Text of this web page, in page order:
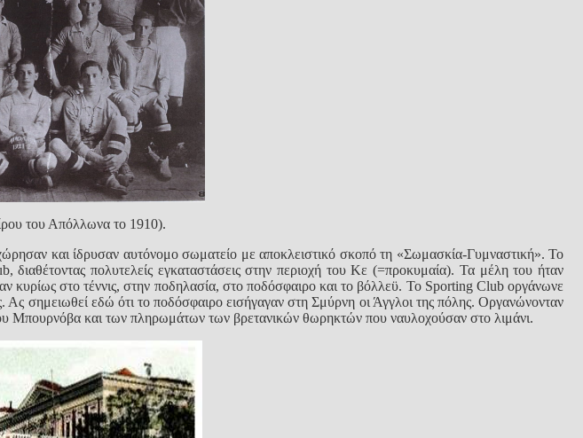
του Απόλλωνα το 1910).
και ίδρυσαν αυτόνομο σωματείο με αποκλειστικό σκοπό τη «Σωμασκία-Γυμναστική». Το
πολυτελείς εγκαταστάσεις στην περιοχή του Κε (=προκυμαία). Τα μέλη του ήταν
κυρίως στο τέννις, στην ποδηλασία, στο ποδόσφαιρο και το βόλλεϋ. Το Sporting Club οργάνωνε
Ας σημειωθεί εδώ ότι το ποδόσφαιρο εισήγαγαν στη Σμύρνη οι Άγγλοι της πόλης. Οργανώνονταν
Μπουρνόβα και των πληρωμάτων των βρετανικών θωρηκτών που ναυλοχούσαν στο λιμάνι.